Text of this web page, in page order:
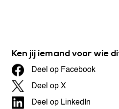
Ken jij iemand voor wie
Deel op Facebook
Deel op X
Deel op LinkedIn